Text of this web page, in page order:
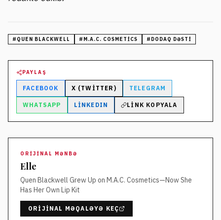
# QUEN BLACKWELL # M.A.C. COSMETICS # DODAQ DƏSTI
PAYLAŞ
FACEBOOK X (TWITTER) TELEGRAM
WHATSAPP LINKEDIN LINK KOPYALA
ORIJINAL MƏNBƏ
Elle
Quen Blackwell Grew Up on M.A.C. Cosmetics—Now She
Has Her Own Lip Kit
ORIJINAL MƏQALƏYƏ KEÇ